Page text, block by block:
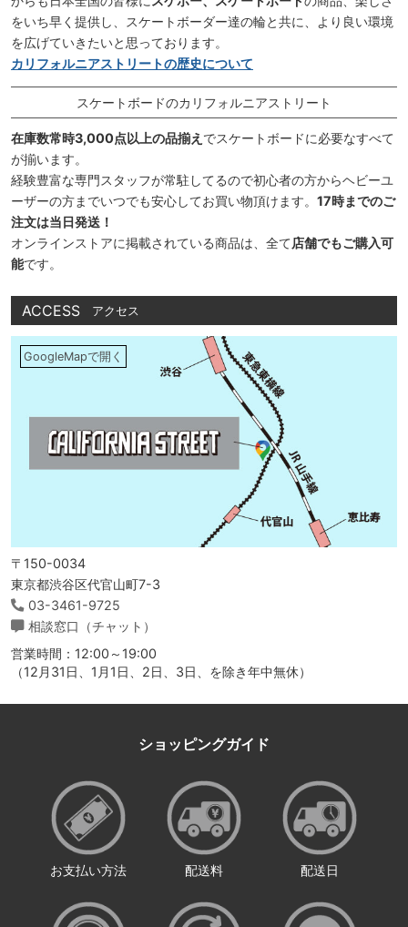
をいち早く提供し、スケートボーダー達の輪と共に、より良い環境
を広げていきたいと思っております。
カリフォルニアストリートの歴史について
スケートボードのカリフォルニアストリート
在庫数常時3,000点以上の品揃え でスケートボードに必要なすべて
が揃います。
経験豊富な専門スタッフが常駐してるので初心者の方からヘビーユ
ーザーの方までいつでも安心してお買い物頂けます。 17時までのご
注文は当日発送！
オンラインストアに掲載されている商品は、全て店舗でもご購入可
能です。
ACCESS アクセス
GoogleMapで開く
〒150-0034
東京都渋谷区代官山町7-3
03-3461-9725
相談窓口（チャット）
営業時間：12:00～19:00
（12月31日、1月1日、2日、3日、を除き年中無休）
ショッピングガイド
お支払い方法 配送料 配送日